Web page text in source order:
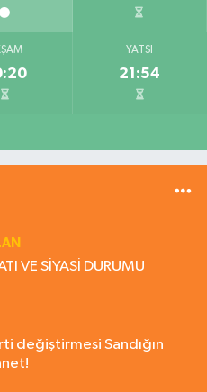
YATSI
21:54
VE SİYASİ DURUMU
değiştirmesi Sandığın